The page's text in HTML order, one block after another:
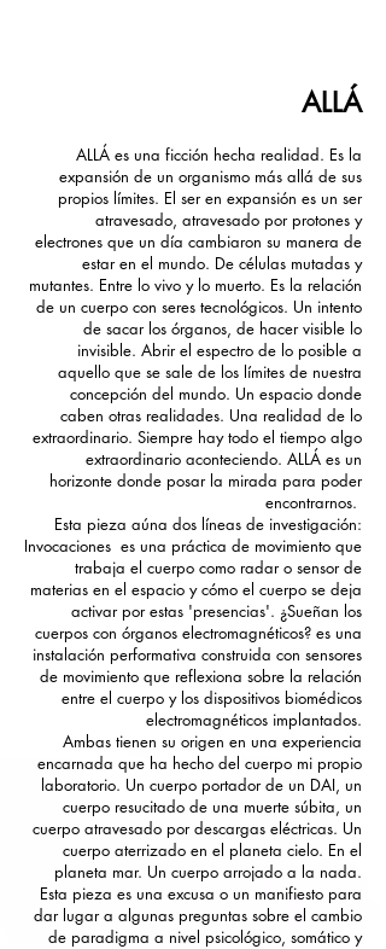
ALLÁ
ALLÁ es una ficción hecha realidad. Es la
expansión de un organismo más allá de sus
propios límites. El ser en expansión es un ser
atravesado, atravesado por protones y
electrones que un día cambiaron su manera de
estar en el mundo. De células mutadas y
mutantes. Entre lo vivo y lo muerto. Es la relación
de un cuerpo con seres tecnológicos. Un intento
de sacar los órganos, de hacer visible lo
invisible. Abrir el espectro de lo posible a
aquello que se sale de los límites de nuestra
concepción del mundo. Un espacio donde
caben otras realidades. Una realidad de lo
extraordinario. Siempre hay todo el tiempo algo
extraordinario aconteciendo. ALLÁ es un
horizonte donde posar la mirada para poder
encontrarnos.
Esta pieza aúna dos líneas de investigación:
Invocaciones es una práctica de movimiento que
trabaja el cuerpo como radar o sensor de
materias en el espacio y cómo el cuerpo se deja
activar por estas 'presencias'. ¿Sueñan los
cuerpos con órganos electromagnéticos? es una
instalación performativa construida con sensores
de movimiento que reflexiona sobre la relación
entre el cuerpo y los dispositivos biomédicos
electromagnéticos implantados.
Ambas tienen su origen en una experiencia
encarnada que ha hecho del cuerpo mi propio
laboratorio. Un cuerpo portador de un DAI, un
cuerpo resucitado de una muerte súbita, un
cuerpo atravesado por descargas eléctricas. Un
cuerpo aterrizado en el planeta cielo. En el
planeta mar. Un cuerpo arrojado a la nada.
Esta pieza es una excusa o un manifiesto para
dar lugar a algunas preguntas sobre el cambio
de paradigma a nivel psicológico, somático y